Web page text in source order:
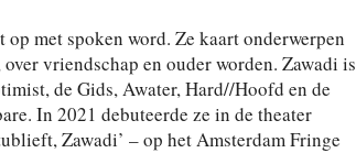
met spoken word. Ze kaart onderwerpen
vriendschap en ouder worden. Zawadi is
de Gids, Awater, Hard//Hoofd en de
In 2021 debuteerde ze in de theater
Zawadi’ – op het Amsterdam Fringe